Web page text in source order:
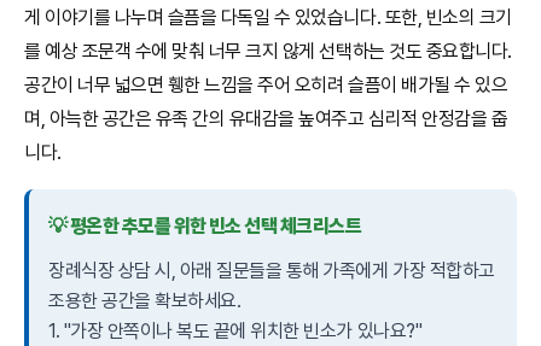
게 이야기를 나누며 슬픔을 다독일 수 있었습니다. 또한, 빈소의 크기
를 예상 조문객 수에 맞춰 너무 크지 않게 선택하는 것도 중요합니다.
공간이 너무 넓으면 휑한 느낌을 주어 오히려 슬픔이 배가될 수 있으
며, 아늑한 공간은 유족 간의 유대감을 높여주고 심리적 안정감을 줍
니다.
💡 평온한 추모를 위한 빈소 선택 체크리스트
장례식장 상담 시, 아래 질문들을 통해 가족에게 가장 적합하고
조용한 공간을 확보하세요.
1. "가장 안쪽이나 복도 끝에 위치한 빈소가 있나요?"